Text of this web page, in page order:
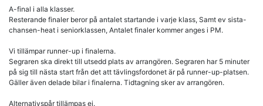
A-final i alla klasser.
Resterande finaler beror på antalet startande i varje klass, Samt ev sista-
chansen-heat i seniorklassen, Antalet finaler kommer anges i PM.
Vi tillämpar runner-up i finalerna.
Segraren ska direkt till utsedd plats av arrangören. Segraren har 5 minuter
på sig till nästa start från det att tävlingsfordonet är på runner-up-platsen.
Gäller även delade bilar i finalerna. Tidtagning sker av arrangören.
Alternativspår tillämpas ej.